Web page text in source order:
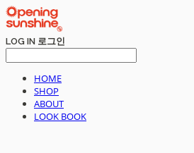
LOG IN 로그인
HOME
SHOP
ABOUT
LOOK BOOK